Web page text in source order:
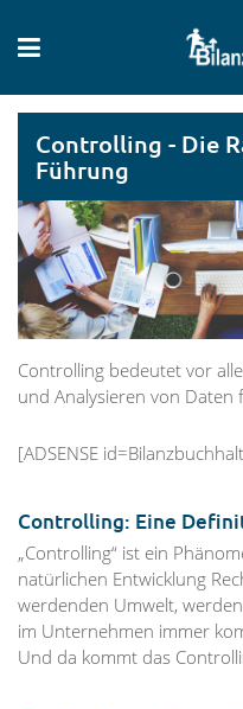
Controlling - Die
Führung
Controlling bedeutet vor
und Analysieren von Daten
[ADSENSE
Controlling: Eine
„Controlling“ ist ein
natürlichen Entwicklung
werdenden Umwelt,
im Unternehmen immer
Und da kommt das